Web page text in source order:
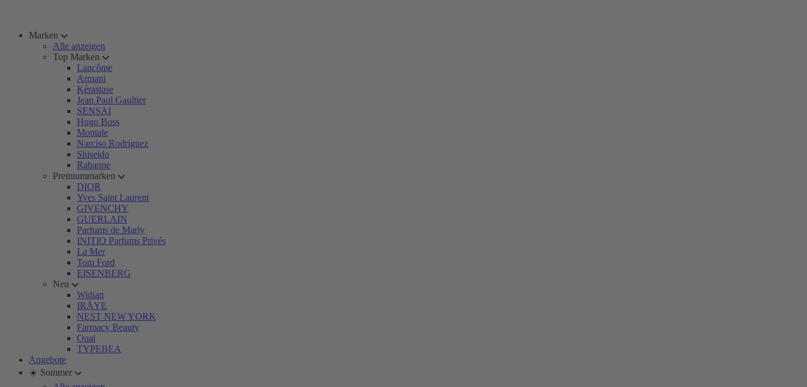
Marken
Alle anzeigen
Top Marken
Lancôme
Armani
Kérastase
Jean Paul Gaultier
SENSAI
Hugo Boss
Montale
Narciso Rodriguez
Shiseido
Rabanne
Premiummarken
DIOR
Yves Saint Laurent
GIVENCHY
GUERLAIN
Parfums de Marly
INITIO Parfums Privés
La Mer
Tom Ford
EISENBERG
Neu
Widian
IRÄYE
NEST NEW YORK
Farmacy Beauty
Ouai
TYPEBEA
Angebote
☀️ Sommer